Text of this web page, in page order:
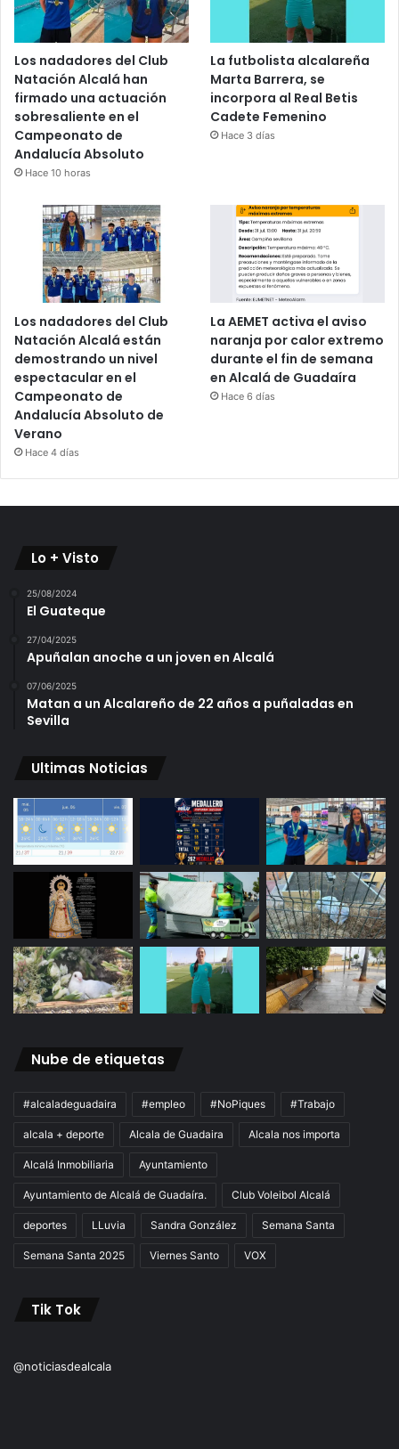
Los nadadores del Club
Natación Alcalá han
firmado una actuación
sobresaliente en el
Campeonato de
Andalucía Absoluto
Hace 10 horas
La futbolista alcalareña
Marta Barrera, se
incorpora al Real Betis
Cadete Femenino
Hace 3 días
Los nadadores del Club
Natación Alcalá están
demostrando un nivel
espectacular en el
Campeonato de
Andalucía Absoluto de
Verano
Hace 4 días
La AEMET activa el aviso
naranja por calor extremo
durante el fin de semana
en Alcalá de Guadaíra
Hace 6 días
Lo + Visto
25/08/2024
El Guateque
27/04/2025
Apuñalan anoche a un joven en Alcalá
07/06/2025
Matan a un Alcalareño de 22 años a puñaladas en
Sevilla
Ultimas Noticias
Nube de etiquetas
#alcaladeguadaira #empleo #NoPiques #Trabajo
alcala + deporte Alcala de Guadaira Alcala nos importa
Alcalá Inmobiliaria Ayuntamiento
Ayuntamiento de Alcalá de Guadaíra. Club Voleibol Alcalá
deportes LLuvia Sandra González Semana Santa
Semana Santa 2025 Viernes Santo VOX
Tik Tok
@noticiasdealcala